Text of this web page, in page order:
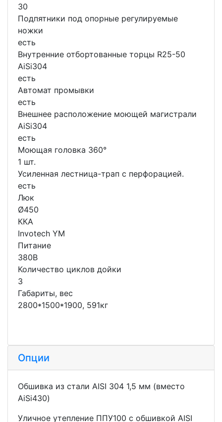
30
Подпятники под опорные регулируемые
ножки
есть
Внутренние отбортованные торцы R25-50
AiSi304
есть
Автомат промывки
есть
Внешнее расположение моющей магистрали
AiSi304
есть
Моющая головка 360°
1 шт.
Усиленная лестница-трап с перфорацией.
есть
Люк
Ø450
ККА
Invotech YM
Питание
380В
Количество циклов дойки
3
Габариты, вес
2800*1500*1900, 591кг
Опции
Обшивка из стали AISI 304 1,5 мм (вместо
AiSi430)
Уличное утепление ППУ100 с обшивкой AISI